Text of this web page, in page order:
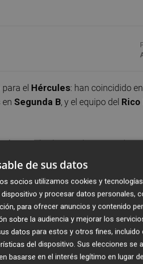
para el Hércules: han coincidido
Segunda B, y el equipo del Rico
los resultados con los que se han
cursos por ambos conjuntos.
local y otros tres con
un balance de un empate y
privilegiados
desde su último descenso
de sus datos
socios utilizamos cookies y
y procesar datos personales,
para ofrecer anuncios y contenido
sobre la audiencia y mejorar los
datos para estos y otros fines,
del dispositivo. Sus elecciones se
basarse en el interés legítimo en lugar